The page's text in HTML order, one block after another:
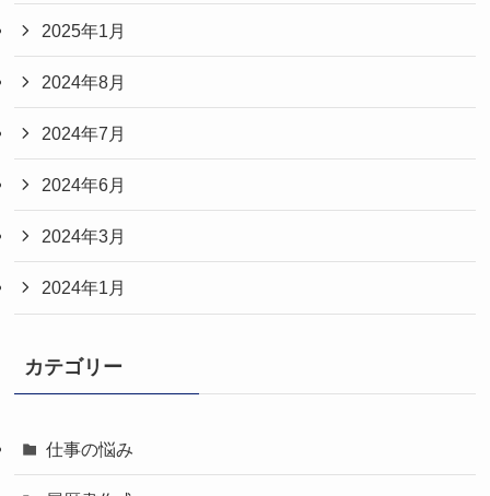
2025年1月
2024年8月
2024年7月
2024年6月
2024年3月
2024年1月
カテゴリー
仕事の悩み